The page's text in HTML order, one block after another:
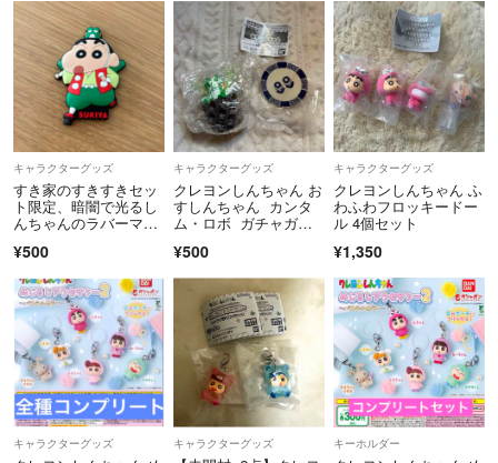
宜しくお願いします★
し みさえ 銀の介
キャラクターグッズ
すき家のすきすきセッ
ト限定、暗闇で光るし
んちゃんのラバーマグ
¥500
キャラクターグッズ
クレヨンしんちゃん お
すしんちゃん カンタ
ム・ロボ ガチャガチ
¥500
キャラクターグッズ
クレヨンしんちゃん ふ
わふわフロッキードー
ル 4個セット
¥1,350
キャラクターグッズ キャラクターグッズ キーホルダー